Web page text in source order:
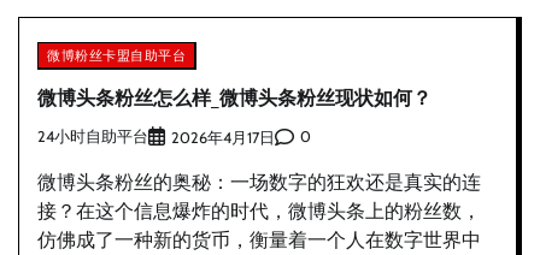
微博粉丝卡盟自助平台
微博头条粉丝怎么样_微博头条粉丝现状如何？
24小时自助平台 2026年4月17日 0
微博头条粉丝的奥秘：一场数字的狂欢还是真实的连
接？在这个信息爆炸的时代，微博头条上的粉丝数，
仿佛成了一种新的货币，衡量着一个人在数字世界中